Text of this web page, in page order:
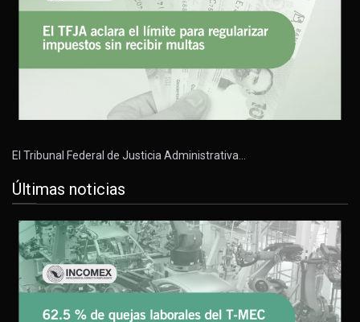
El Tribunal Federal de Justicia Administrativa…
Últimas noticias